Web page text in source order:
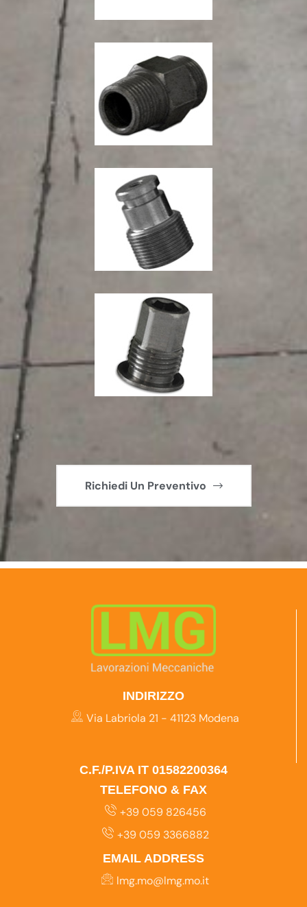
Richiedi Un Preventivo
INDIRIZZO
Via Labriola 21 - 41123 Modena
C.F./P.IVA IT 01582200364
TELEFONO & FAX
+39 059 826456
+39 059 3366882
EMAIL ADDRESS
lmg.mo@lmg.mo.it